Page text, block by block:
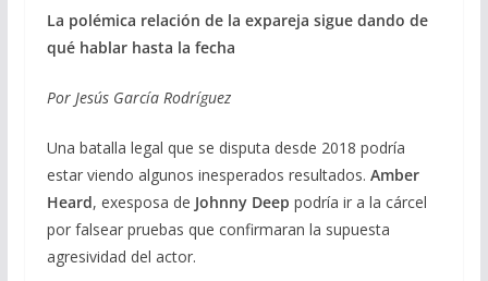
La polémica relación de la expareja sigue dando de
qué hablar hasta la fecha
Por Jesús García Rodríguez
Una batalla legal que se disputa desde 2018 podría
estar viendo algunos inesperados resultados. Amber
Heard, exesposa de Johnny Deep podría ir a la cárcel
por falsear pruebas que confirmaran la supuesta
agresividad del actor.